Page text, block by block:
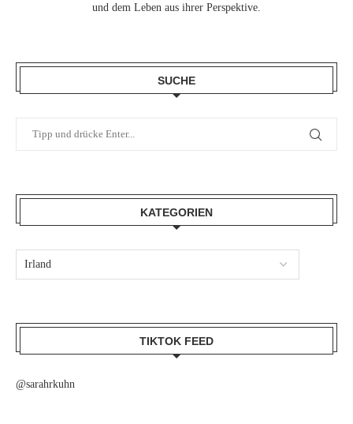
und dem Leben aus ihrer Perspektive.
SUCHE
KATEGORIEN
TIKTOK FEED
@sarahrkuhn